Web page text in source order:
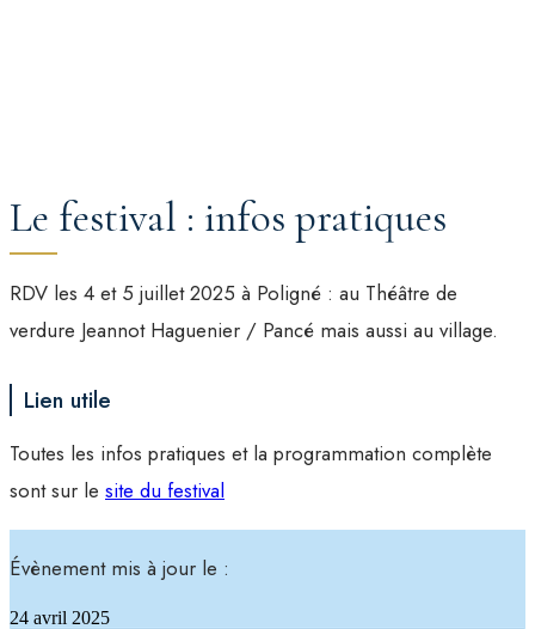
Le festival : infos pratiques
RDV les 4 et 5 juillet 2025 à Poligné : au Théâtre de
verdure Jeannot Haguenier / Pancé mais aussi au village.
Lien utile
Toutes les infos pratiques et la programmation complète
sont sur le site du festival
Évènement mis à jour le :
24 avril 2025